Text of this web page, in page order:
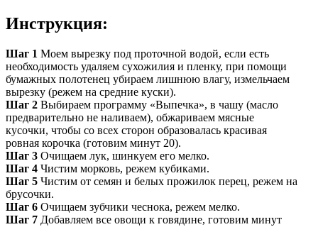
Инструкция:
Шаг 1 Моем вырезку под проточной водой, если есть
необходимость удаляем сухожилия и пленку, при помощи
бумажных полотенец убираем лишнюю влагу, измельчаем
вырезку (режем на средние куски).
Шаг 2 Выбираем программу «Выпечка», в чашу (масло
предварительно не наливаем), обжариваем мясные
кусочки, чтобы со всех сторон образовалась красивая
ровная корочка (готовим минут 20).
Шаг 3 Очищаем лук, шинкуем его мелко.
Шаг 4 Чистим морковь, режем кубиками.
Шаг 5 Чистим от семян и белых прожилок перец, режем на
брусочки.
Шаг 6 Очищаем зубчики чеснока, режем мелко.
Шаг 7 Добавляем все овощи к говядине, готовим минут